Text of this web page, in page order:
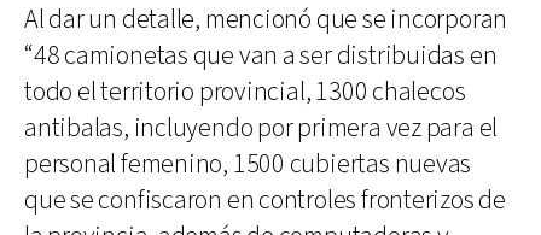
Al dar un detalle, mencionó que se incorporan
“48 camionetas que van a ser distribuidas en
todo el territorio provincial, 1300 chalecos
antibalas, incluyendo por primera vez para el
personal femenino, 1500 cubiertas nuevas
que se confiscaron en controles fronterizos de